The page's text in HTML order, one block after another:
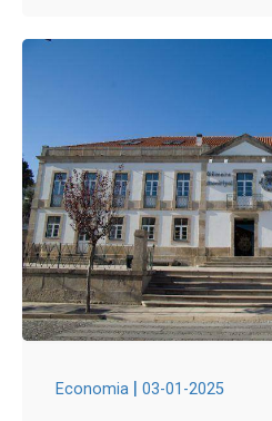
Economia | 03-01-2025